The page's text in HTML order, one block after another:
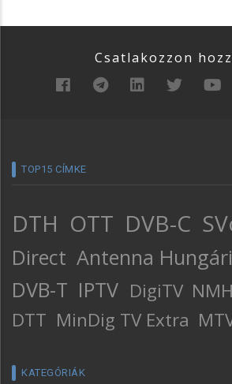
Csatlakozzon
TOP15 CÍMKE
DTH OTT DVB-C
Direct Antenna
DVB-T IPTV DigiTV
DTT MinDig TV Extra
KATEGÓRIÁK